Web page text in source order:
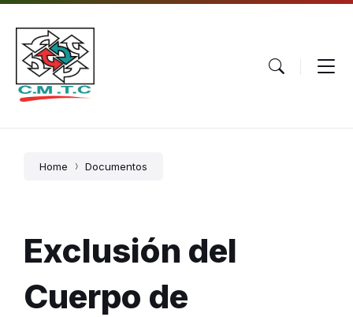
Skip
content
Skip
navigation
Skip
footer
Home Documentos
Exclusión del
Cuerpo de